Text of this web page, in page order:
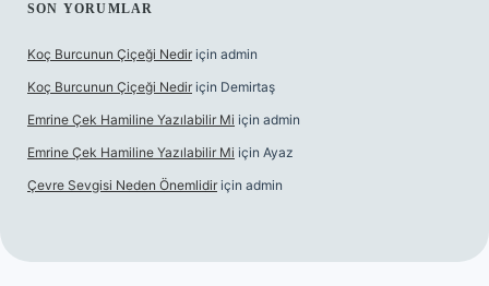
SON YORUMLAR
Koç Burcunun Çiçeği Nedir için admin
Koç Burcunun Çiçeği Nedir için Demirtaş
Emrine Çek Hamiline Yazılabilir Mi için admin
Emrine Çek Hamiline Yazılabilir Mi için Ayaz
Çevre Sevgisi Neden Önemlidir için admin